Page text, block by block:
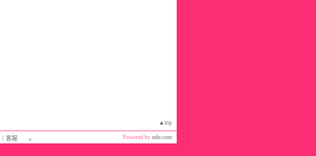
▲top
客服 Powered by udn.com